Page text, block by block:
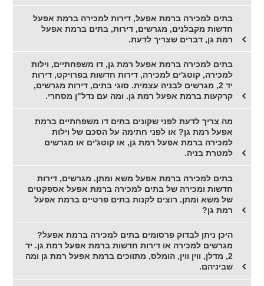
בתים למכירה ברמת אפעל, דירות למכירה ברמת אפעל
חדשות מקבלנים, מגרשים, דירות, בתים ברמת אפעל
רמת גן, דברים שצריך לדעת.
בתים למכירה ברמת אפעל רמת גן, דו משפחתיים, וילות
למכירה, קוטג'ים למכירה, דירות חדשות בפרויקט, דירות
יד 2, מגרשים לבניה עצמית. סוגי בתים, דירות מגרשים,
קרקעות ברמת אפעל רמת גן. ומה עם נדל"ן מסחרי.
מה צריך לדעת לפני שקונים בתים דו משפחתיים ברמת
אפעל רמת גן? או לפני חתימה על הסכם של וילות
למכירה ברמת אפעל רמת גן, או קוטג'ים או מגרשים
למטרת בניה.
בתים למכירה ברמת אפעל משא ומתן. מגרשים, דירות
חדשות ומכירה של בתים למכירה ברמת אפעל אספקטים
של משא ומתן. רוצים לקנות בתים פרטיים ברמת אפעל
רמת גן?
היכן ניתן לבדוק פרסומים בתים למכירה ברמת אפעל?
מגרשים למכירה או דירות חדשות ברמת אפעל רמת גן. יד
2, מדלן, ווין ווין, הומלס, מתווכים ברמת אפעל רמת גן ומה
שביניהם.